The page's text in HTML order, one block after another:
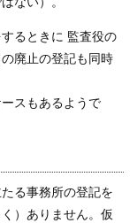
るときに 監査役の
廃止の登記も同時
スもあるようで
る事務所の登記を
）ありません。仮